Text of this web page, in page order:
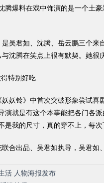
腾爆料在戏中饰演的是一个土
君如、沈腾、岳云鹏三个来
沈腾在笑点上很有默契。她
特别好吃
铃》中首次突破形象尝试喜
演就是有这个本事能把各门各
是我的尺寸，真的穿不上，每
出品、吴君如执导，吴君如、
活 人物海报发布